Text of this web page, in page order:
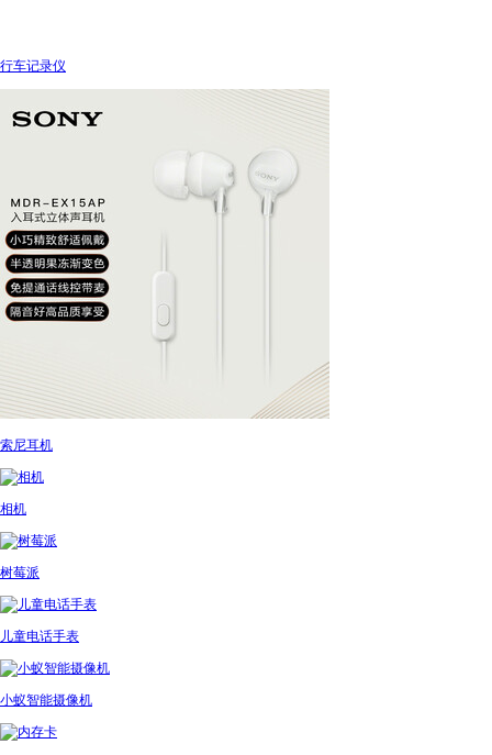
行车记录仪
索尼耳机
相机
树莓派
儿童电话手表
小蚁智能摄像机